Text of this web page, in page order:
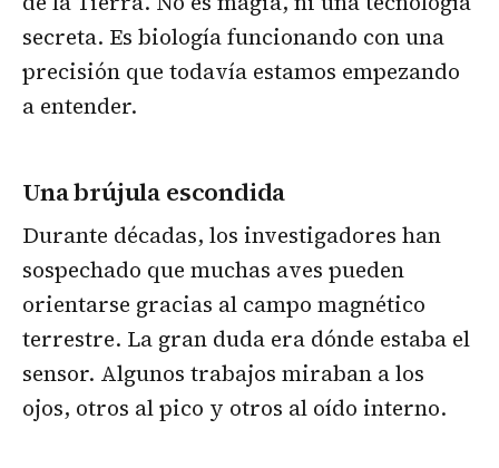
secreta. Es biología funcionando con una
precisión que todavía estamos empezando
a entender.
Una brújula escondida
Durante décadas, los investigadores han
sospechado que muchas aves pueden
orientarse gracias al campo magnético
terrestre. La gran duda era dónde estaba el
sensor. Algunos trabajos miraban a los
ojos, otros al pico y otros al oído interno.